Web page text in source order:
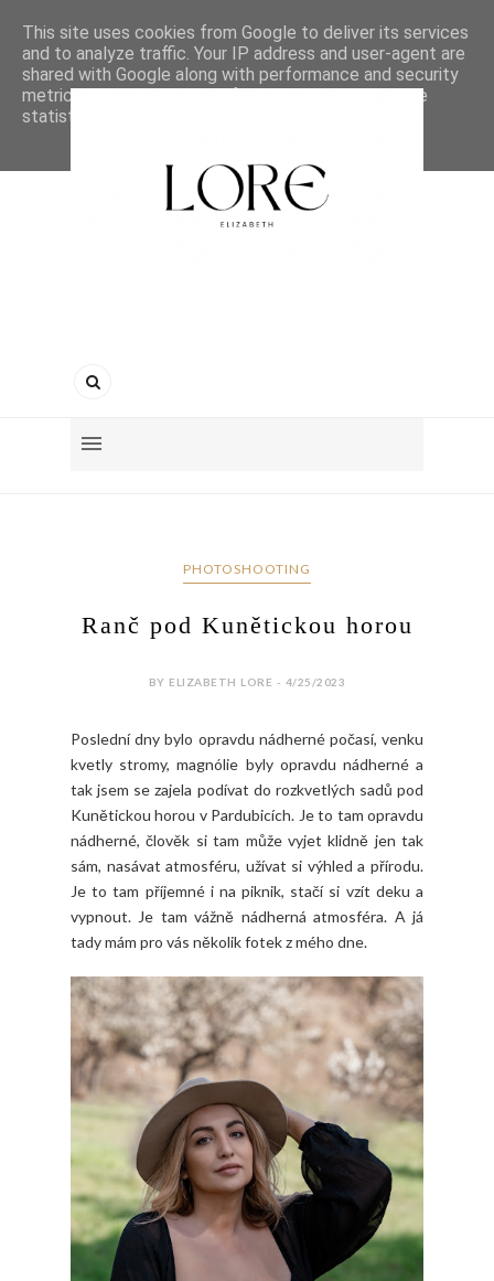
PHOTOSHOOTING
Ranč pod Kunětickou horou
BY ELIZABETH LORE - 4/25/2023
Poslední dny bylo opravdu nádherné počasí, venku
kvetly stromy, magnólie byly opravdu nádherné a
tak jsem se zajela podívat do rozkvetlých sadů pod
Kunětickou horou v Pardubicích. Je to tam opravdu
nádherné, člověk si tam může vyjet klidně jen tak
sám, nasávat atmosféru, užívat si výhled a přírodu.
Je to tam příjemné i na piknik, stačí si vzít deku a
vypnout. Je tam vážně nádherná atmosféra. A já
tady mám pro vás několik fotek z mého dne.
This site uses cookies from Google to deliver its services
and to analyze traffic. Your IP address and user-agent are
shared with Google along with performance and security
metrics to ensure quality of service, generate usage
statistics, and to detect and address abuse.